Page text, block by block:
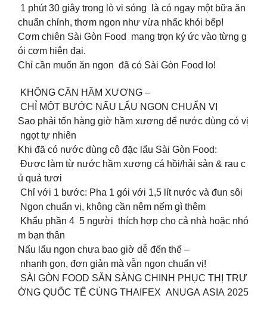
️ 1 phút 30 giây trong lò vi sóng là có ngay một bữa ăn
chuẩn chỉnh, thơm ngon như vừa nhấc khỏi bếp!
Cơm chiên Sài Gòn Food mang trọn ký ức vào từng g
ói cơm hiện đại.
Chỉ cần muốn ăn ngon đã có Sài Gòn Food lo!
KHÔNG CẦN HẦM XƯƠNG –
CHỈ MỘT BƯỚC NẤU LẨU NGON CHUẨN VỊ
Sao phải tốn hàng giờ hầm xương để nước dùng có vị
ngọt tự nhiên
Khi đã có nước dùng cô đặc lẩu Sài Gòn Food:
Được làm từ nước hầm xương cá hồi/hải sản & rau c
ủ quả tươi
Chỉ với 1 bước: Pha 1 gói với 1,5 lít nước và đun sôi
Ngon chuẩn vị, không cần nêm nếm gì thêm
Khẩu phần 4 5 người thích hợp cho cả nhà hoặc nhó
m bạn thân
Nấu lẩu ngon chưa bao giờ dễ đến thế –
nhanh gọn, đơn giản mà vẫn ngon chuẩn vị!
SÀI GÒN FOOD SẴN SÀNG CHINH PHỤC THỊ TRƯ
ỜNG QUỐC TẾ CÙNG THAIFEX ANUGA ASIA 2025